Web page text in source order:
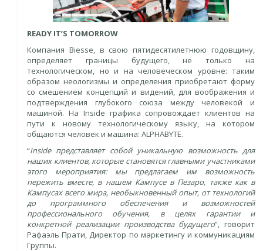
READY IT’S TOMORROW
Компания Biesse, в свою пятидесятилетнюю годовщину,
определяет границы будущего, не только на
технологическом, но и на человеческом уровне: таким
образом неологизмы и определения приобретают форму
со смешением концепций и видений, для воображения и
подтверждения глубокого союза между человекой и
машиной. На Inside графика сопровождает клиентов на
пути к новому технологическому языку, на котором
общаются человек и машина: ALPHABYTE.
“Inside представляет собой уникальную возможность для
наших клиентов, которые становятся главными участниками
этого мероприятия: мы предлагаем им возможность
пережить вместе, в нашем Кампусе в Пезаро, также как в
Кампусах всего мира, необыкновенный опыт, от технологий
до программного обеспечения и возможностей
профессионального обучения, в целях гарантии и
конкретной реализации производства будущего”, говорит
Рафаэль Прати, Директор по маркетингу и коммуникациям
Группы.